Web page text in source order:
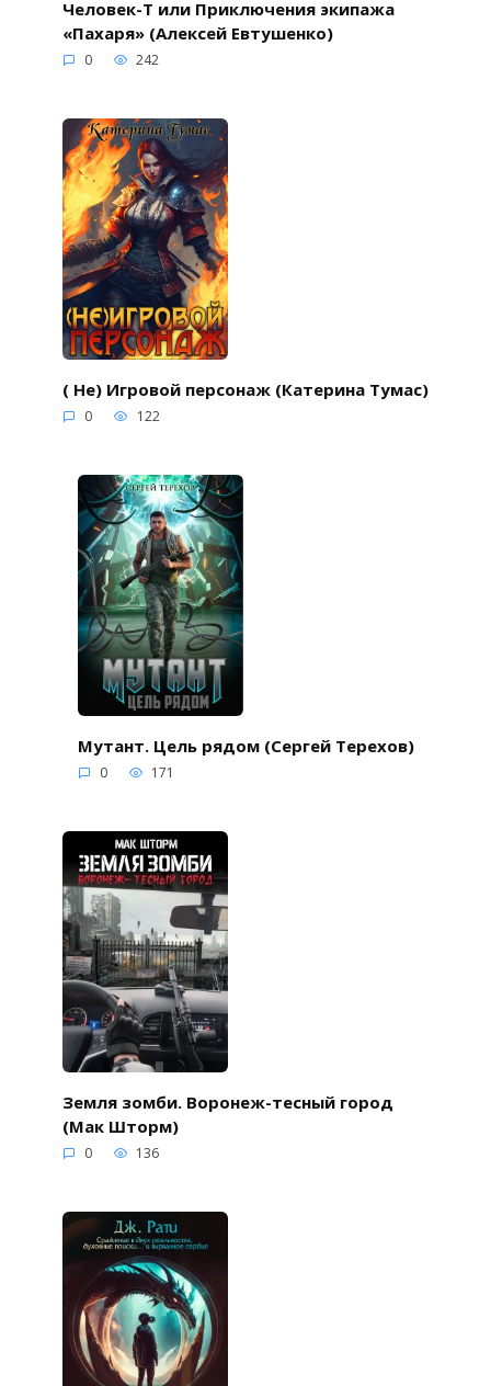
Человек-Т или Приключения экипажа
«Пахаря» (Алексей Евтушенко)
0 242
( Не) Игровой персонаж (Катерина Тумас)
0 122
Мутант. Цель рядом (Сергей Терехов)
0 171
Земля зомби. Воронеж-тесный город
(Мак Шторм)
0 136